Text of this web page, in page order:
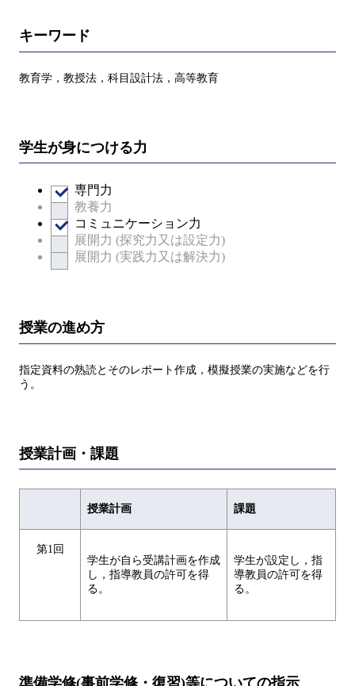
キーワード
教育学，教授法，科目設計法，高等教育
学生が身につける力
専門力
教養力
コミュニケーション力
展開力 (探究力又は設定力)
展開力 (実践力又は解決力)
授業の進め方
指定資料の熟読とそのレポート作成，模擬授業の実施などを行
う。
授業計画・課題
授業計画 課題
第1回
学生が自ら受講計画を作成
し，指導教員の許可を得
る。
学生が設定し，指
導教員の許可を得
る。
準備学修(事前学修・復習)等についての指示